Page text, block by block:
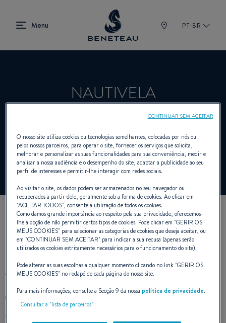
PT-BR
NAUTIVELA
Revendedor Veleiros, A bordo, Fora de
bordo, Primeiro para BENETEAU
NOSSOS DADOS DE
CONTATO
+34972451818
O nosso site utiliza cookies ou tecnologias semelhantes, colocadas por nós ou
pelos nossos parceiros, para operar o site, fornecer os serviços que solicita,
melhorar e personalizar as suas funcionalidades para sua conveniência, medir e
analisar a nossa audiência e o desempenho do site, adaptar a publicidade ao seu
perfil de interesses e permitir-lhe interagir com redes sociais.
Ao visitar o site, os dados podem ser armazenados no seu navegador ou
recuperados a partir dele, geralmente sob a forma de cookies. Ao clicar em
"ACEITAR TODOS", consente a utilização de todos os cookies.
Como damos grande importância ao respeito pela sua privacidade, oferecemos-
lhe a opção de não permitir certos tipos de cookies. Pode clicar em "GERIR OS
MEUS COOKIES" para selecionar as categorias de cookies que deseja aceitar, ou
em "CONTINUAR SEM ACEITAR" para indicar a sua recusa (apenas serão
utilizados os cookies estritamente necessários para o funcionamento do site).
Pode alterar as suas escolhas a qualquer momento clicando no link "GERIR OS
MEUS COOKIES" no rodapé de cada página do nosso site.
Para mais informações, consulte a Secção 9 da nossapolítica de privacidade.
Consultar a "lista de parceiros"
CONTINUAR SEM ACEITAR